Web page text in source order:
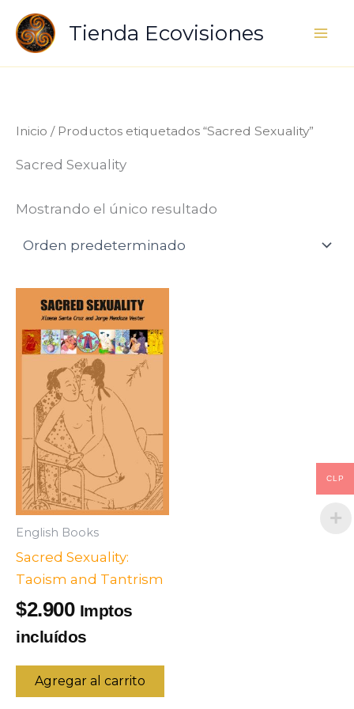
contenido
Tienda Ecovisiones
Inicio / Productos etiquetados “Sacred Sexuality”
Sacred Sexuality
Mostrando el único resultado
English Books
Sacred Sexuality:
Taoism and Tantrism
$2.900 Imptos
incluídos
Agregar al carrito
CLP